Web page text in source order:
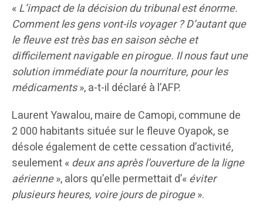
«L’impact de la décision du tribunal est énorme.
Comment les gens vont-ils voyager ? D’autant que
le fleuve est très bas en saison sèche et
difficilement navigable en pirogue. Il nous faut une
solution immédiate pour la nourriture, pour les
médicaments», a-t-il déclaré à l’AFP.
Laurent Yawalou, maire de Camopi, commune de
2 000 habitants située sur le fleuve Oyapok, se
désole également de cette cessation d’activité,
seulement «deux ans après l’ouverture de la ligne
aérienne», alors qu’elle permettait d’«éviter
plusieurs heures, voire jours de pirogue».